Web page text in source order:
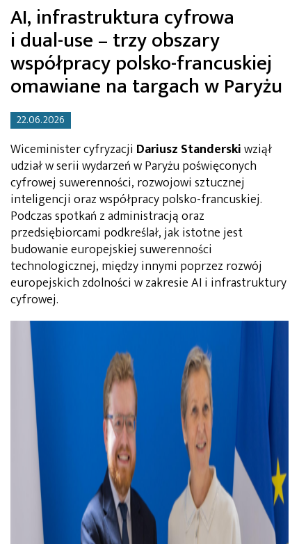
AI, infrastruktura cyfrowa
i dual-use – trzy obszary
współpracy polsko-francuskiej
omawiane na targach w Paryżu
22.06.2026
Wiceminister cyfryzacji Dariusz Standerskiwziął
udział w serii wydarzeń w Paryżu poświęconych
cyfrowej suwerenności, rozwojowi sztucznej
inteligencji oraz współpracy polsko-francuskiej.
Podczas spotkań z administracją oraz
przedsiębiorcami podkreślał, jak istotne jest
budowanie europejskiej suwerenności
technologicznej, między innymi poprzez rozwój
europejskich zdolności w zakresie AI i infrastruktury
cyfrowej.